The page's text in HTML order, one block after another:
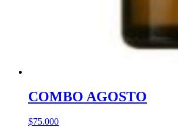
COMBO AGOSTO
$75.000